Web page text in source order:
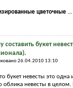
цветочные...
составить букет
26.04.2010 13:10
букет невесты это
облика невесты в